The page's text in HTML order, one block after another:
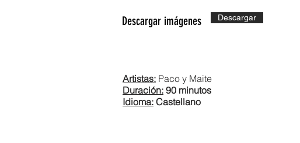
Descargar imágenes Descargar
Artistas: Paco y Maite
Duración: 90 minutos
Idioma: Castellano